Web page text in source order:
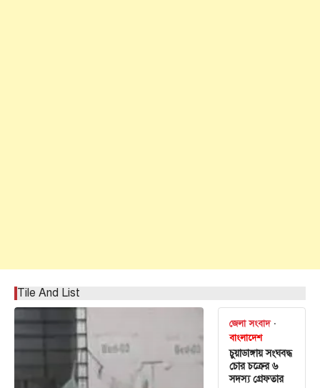
Tile And List
জেলা সংবাদ
বাংলাদেশ
চুয়াডাঙ্গায় সংঘবদ্ধ
চোর চক্রের ৬
সদস্য গ্রেফতার